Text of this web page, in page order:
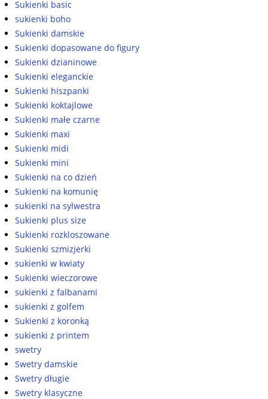
Sukienki basic
sukienki boho
Sukienki damskie
Sukienki dopasowane do figury
Sukienki dzianinowe
Sukienki eleganckie
Sukienki hiszpanki
Sukienki koktajlowe
Sukienki małe czarne
Sukienki maxi
Sukienki midi
Sukienki mini
Sukienki na co dzień
Sukienki na komunię
sukienki na sylwestra
Sukienki plus size
Sukienki rozkloszowane
Sukienki szmizjerki
sukienki w kwiaty
Sukienki wieczorowe
sukienki z falbanami
sukienki z golfem
Sukienki z koronką
sukienki z printem
swetry
Swetry damskie
Swetry długie
Swetry klasyczne